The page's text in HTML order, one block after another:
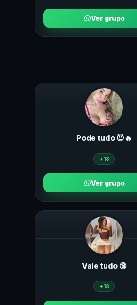
Ver grupo
Pode tudo 😈🔥
+18
Ver grupo
Vale tudo 🔞
+18